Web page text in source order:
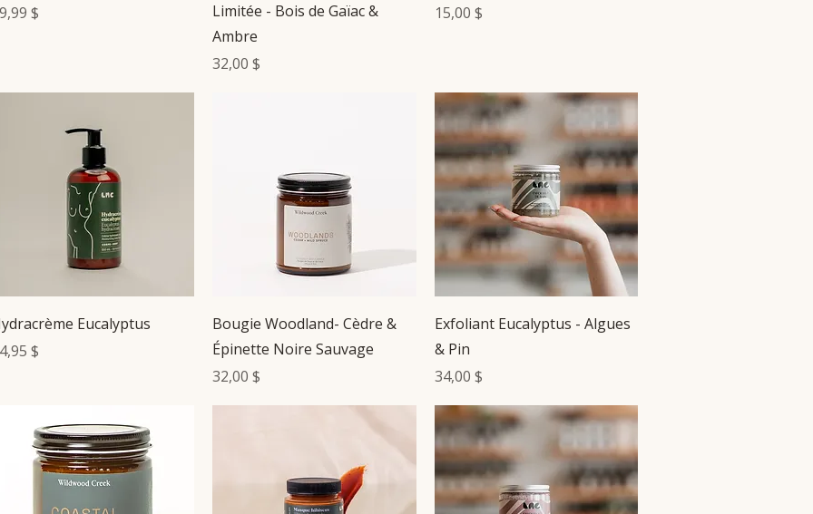
$
Limitée - Bois de Gaïac &
Ambre
Prix
32,00 $
Prix
15,00 $
Aperçu rapide
Eucalyptus
$
Aperçu rapide
Bougie Woodland- Cèdre &
Épinette Noire Sauvage
Prix
32,00 $
Aperçu rapide
Exfoliant Eucalyptus - Algues
& Pin
Prix
34,00 $